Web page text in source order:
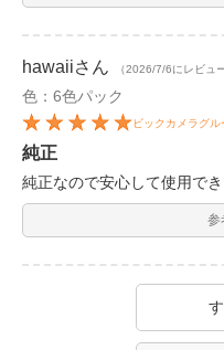
hawaiiさん （2026/7/6にレビュー
色：6色パック
ビックカメラグル
純正
純正なので安心して使用でき
参